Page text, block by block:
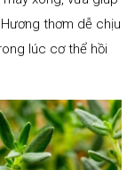
thơm dễ chịu
lúc cơ thể hồi